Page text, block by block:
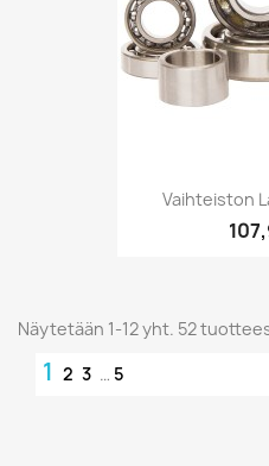
Vaihteiston
Näytetään 1-12 yht. 52
1 2 3 … 5